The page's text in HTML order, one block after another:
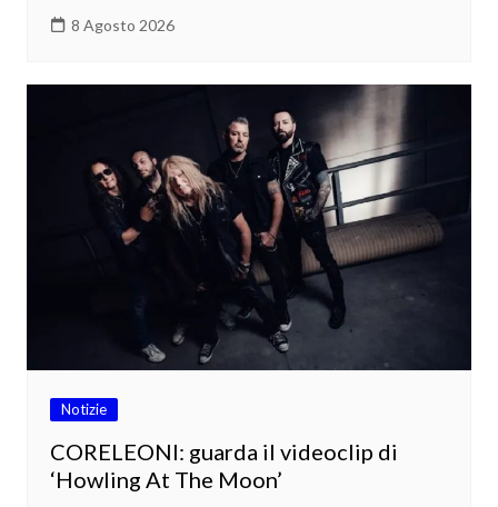
8 Agosto 2026
Notizie
CORELEONI: guarda il videoclip di
‘Howling At The Moon’